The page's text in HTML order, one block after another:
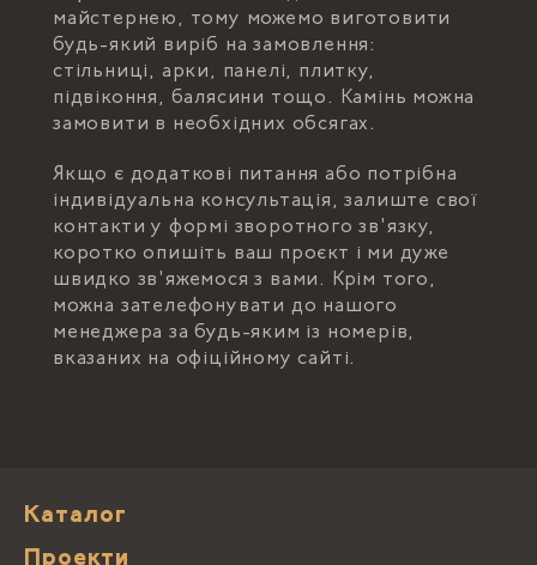
майстернею, тому можемо виготовити
будь-який виріб на замовлення:
стільниці, арки, панелі, плитку,
підвіконня, балясини тощо. Камінь можна
замовити в необхідних обсягах.
Якщо є додаткові питання або потрібна
індивідуальна консультація, залиште свої
контакти у формі зворотного зв'язку,
коротко опишіть ваш проєкт і ми дуже
швидко зв'яжемося з вами. Крім того,
можна зателефонувати до нашого
менеджера за будь-яким із номерів,
вказаних на офіційному сайті.
Каталог
Проекти